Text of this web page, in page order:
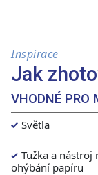
Inspirace
Jak
VHODNÉ PRO
Světla
Tužka a nástroj
ohýbání papíru